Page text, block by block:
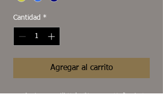
Cantidad *
Agregar al carrito